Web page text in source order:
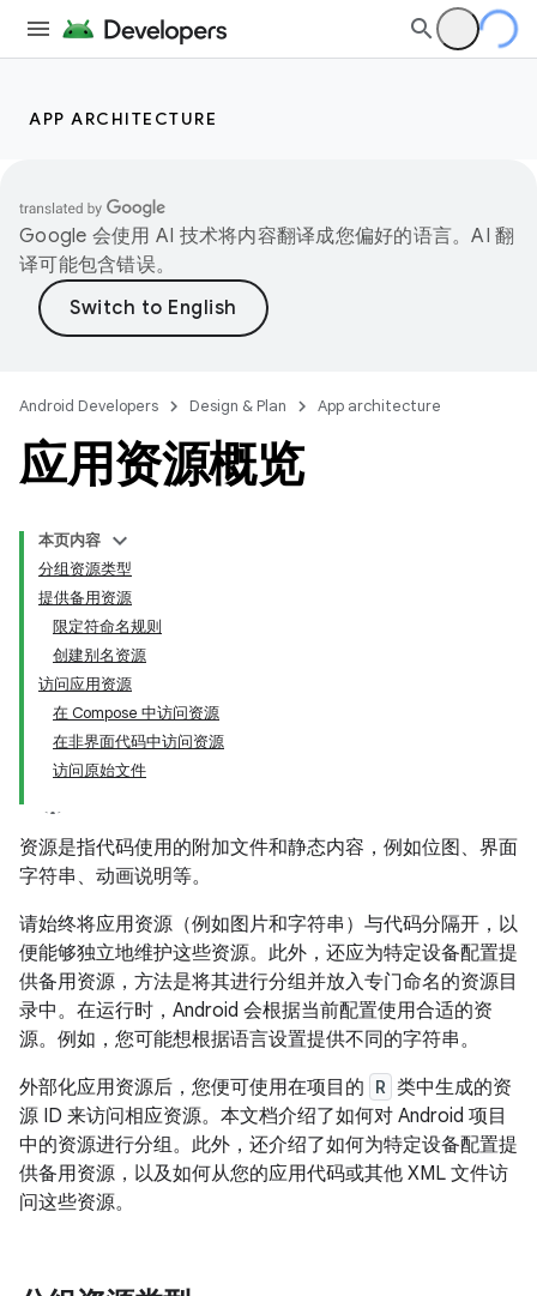
APP ARCHITECTURE
Google 会使用 AI 技术将内容翻译成您偏好的语言。AI 翻
译可能包含错误。
Android Developers Design & Plan App architecture
应用资源概览
本页内容
分组资源类型
提供备用资源
限定符命名规则
创建别名资源
访问应用资源
在 Compose 中访问资源
在非界面代码中访问资源
访问原始文件
资源是指代码使用的附加文件和静态内容，例如位图、界面
字符串、动画说明等。
请始终将应用资源（例如图片和字符串）与代码分隔开，以
便能够独立地维护这些资源。此外，还应为特定设备配置提
供备用资源，方法是将其进行分组并放入专门命名的资源目
录中。在运行时，Android 会根据当前配置使用合适的资
源。例如，您可能想根据语言设置提供不同的字符串。
外部化应用资源后，您便可使用在项目的 R 类中生成的资
源 ID 来访问相应资源。本文档介绍了如何对 Android 项目
中的资源进行分组。此外，还介绍了如何为特定设备配置提
供备用资源，以及如何从您的应用代码或其他 XML 文件访
问这些资源。